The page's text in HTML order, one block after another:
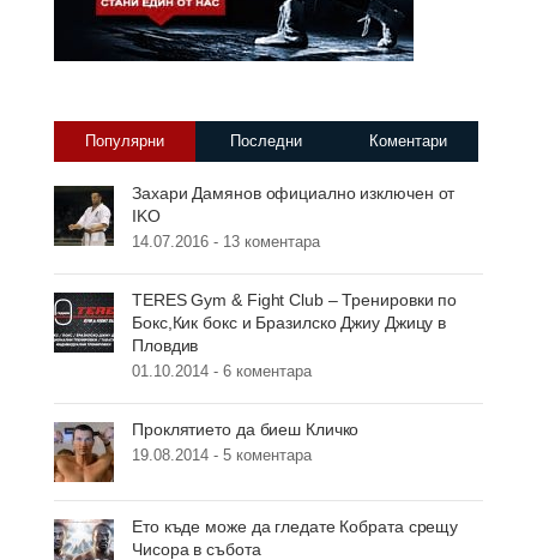
Популярни Последни Коментари
Захари Дамянов официално изключен от
IKO
14.07.2016 - 13 коментара
TERES Gym & Fight Club – Тренировки по
Бокс,Кик бокс и Бразилско Джиу Джицу в
Пловдив
01.10.2014 - 6 коментара
Проклятието да биеш Кличко
19.08.2014 - 5 коментара
Ето къде може да гледате Кобрата срещу
Чисора в събота